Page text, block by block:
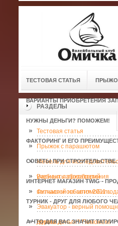
ТЕСТОВАЯ СТАТЬЯ
ВАРИАНТЫ ПРИОБРЕТЕНИЯ
НУЖНЫ ДЕНЬГИ? ПОМОЖЕМ!
ФАКТОРИНГ И ЕГО
СОВЕТЫ ПРИ СТРОИТЕЛЬСТВЕ.
ИНТЕРНЕТ МАГАЗИН TWIG -
ТУРНИК - ДРУГ ДЛЯ ЛЮБОГО
А ЧТО ДЛЯ ВАС ЗНАЧИТ
РАЗДЕЛЫ
Тестовая статья
Прыжок с парашютом
Мебель для
учебных лабораторий
Варианты приобретения
запчастей на автомобиль
Фильмы и события 2011
Эвакуатор - верный
дороге.
Нужны деньги? Поможем!